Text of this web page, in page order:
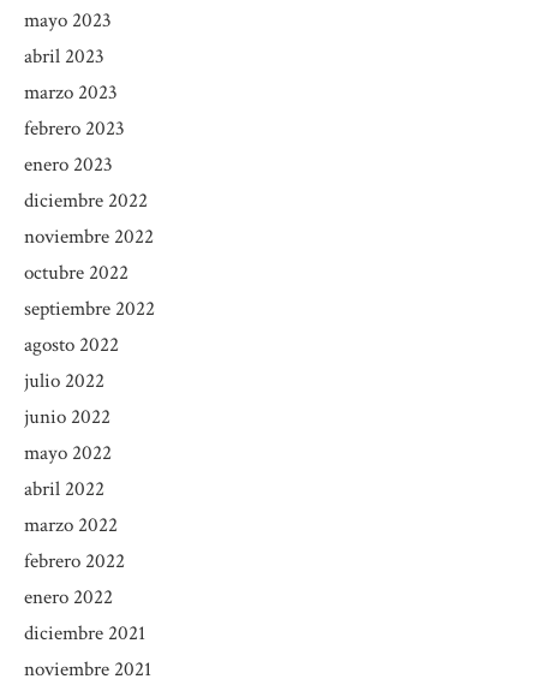
mayo 2023
abril 2023
marzo 2023
febrero 2023
enero 2023
diciembre 2022
noviembre 2022
octubre 2022
septiembre 2022
agosto 2022
julio 2022
junio 2022
mayo 2022
abril 2022
marzo 2022
febrero 2022
enero 2022
diciembre 2021
noviembre 2021